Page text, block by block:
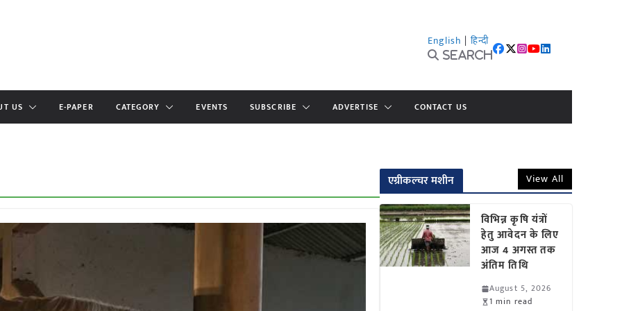
English | हिन्दी
Search
US E-PAPER CATEGORY EVENTS SUBSCRIBE ADVERTISE CONTACT US
एग्रीकल्चर मशीन View All
विभिन्न कृषि यंत्रों
हेतु आवेदन के लिए
आज 4 अगस्त तक
अंतिम तिथि
August 5, 2026
1 min read